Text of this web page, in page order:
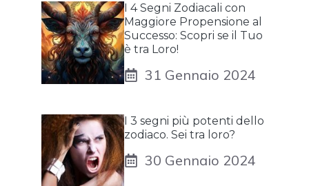
I 4 Segni Zodiacali con
Maggiore Propensione al
Successo: Scopri se il Tuo
è tra Loro!
31 Gennaio 2024
I 3 segni più potenti dello
zodiaco. Sei tra loro?
30 Gennaio 2024